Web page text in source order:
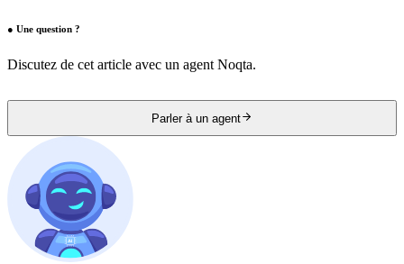
● Une question ?
Discutez de cet article avec un agent Noqta.
Parler à un agent